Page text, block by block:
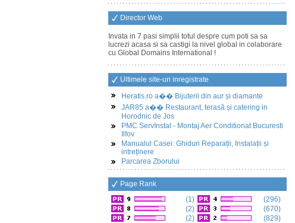
Director Web
Invata in 7 pasi simplii totul despre cum poti sa sa
lucrezi acasa si sa castigi la nivel global in colaborare
cu Global Domains International !
Ultimele site-uri inregistrate
Heratis.ro a�� Bijuterii din aur și diamante
JAR85 a�� Restaurant, terasă și catering in
Horodnic de Jos
PMC ServInstal - Montaj Aer Conditionat Bucuresti
Ilfov
Manualul Casei: Ghiduri Reparații, Instalații și
intreținere
Parcarea Zborului
Page Rank
(1)
(2)
(2)
(296)
(670)
(829)